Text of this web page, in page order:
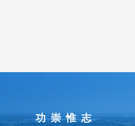
功崇惟志